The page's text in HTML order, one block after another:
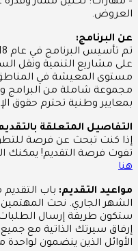
– مهارات: تحليل ممتاز
العروض.
عن البرنامج:
على مشاريع التنمية ونقل
مستوى المعيشة في
مجموعة شاملة من البرامج
بمعايير وطنية تحترم حقوق
التفاصيل المتعلقة
إذا كنت تبحث عن فرصة
تفوت فرصة التقديم! يمكنك
هنا
مواعيد التقديم: باب التقديم
الشهر الجاري. نحث
ستكون طريقة إرسال الطلبات
إرفاق سيرتك الذاتية مع
الأوائل الذين ينضمون لواحدة